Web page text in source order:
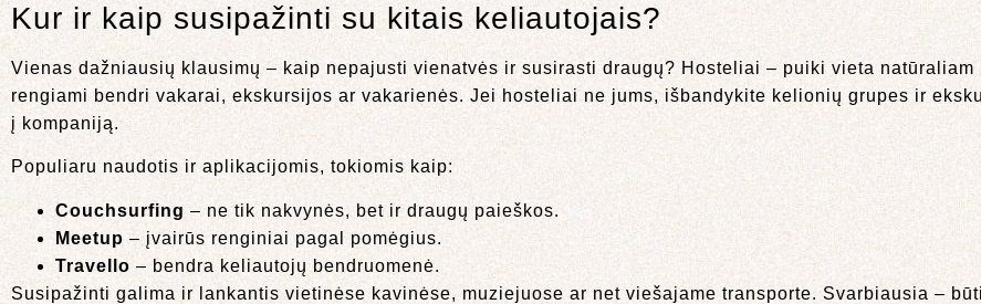
Kur ir kaip susipažinti su kitais keliautojais?
Vienas dažniausių klausimų – kaip nepajusti vienatvės ir susirasti draugų? Hosteliai – puiki vieta natūraliam
rengiami bendri vakarai, ekskursijos ar vakarienės. Jei hosteliai ne jums, išbandykite kelionių grupes ir
į kompaniją.
Populiaru naudotis ir aplikacijomis, tokiomis kaip:
Couchsurfing – ne tik nakvynės, bet ir draugų paieškos.
Meetup – įvairūs renginiai pagal pomėgius.
Travello – bendra keliautojų bendruomenė.
Susipažinti galima ir lankantis vietinėse kavinėse, muziejuose ar net viešajame transporte. Svarbiausia –